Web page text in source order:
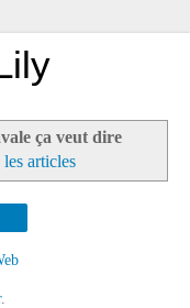
ça veut dire
articles
.